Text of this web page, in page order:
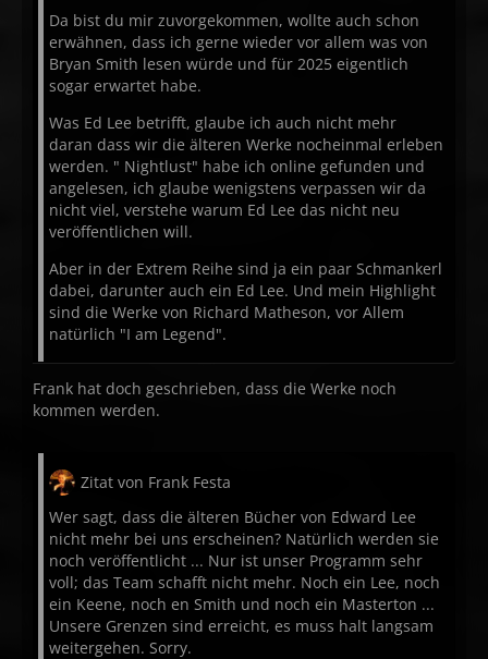
Da bist du mir zuvorgekommen, wollte auch schon
erwähnen, dass ich gerne wieder vor allem was von
Bryan Smith lesen würde und für 2025 eigentlich
sogar erwartet habe.
Was Ed Lee betrifft, glaube ich auch nicht mehr
daran dass wir die älteren Werke nocheinmal erleben
werden. " Nightlust" habe ich online gefunden und
angelesen, ich glaube wenigstens verpassen wir da
nicht viel, verstehe warum Ed Lee das nicht neu
veröffentlichen will.
Aber in der Extrem Reihe sind ja ein paar Schmankerl
dabei, darunter auch ein Ed Lee. Und mein Highlight
sind die Werke von Richard Matheson, vor Allem
natürlich "I am Legend".
Frank hat doch geschrieben, dass die Werke noch
kommen werden.
Zitat von Frank Festa
Wer sagt, dass die älteren Bücher von Edward Lee
nicht mehr bei uns erscheinen? Natürlich werden sie
noch veröffentlicht ... Nur ist unser Programm sehr
voll; das Team schafft nicht mehr. Noch ein Lee, noch
ein Keene, noch en Smith und noch ein Masterton ...
Unsere Grenzen sind erreicht, es muss halt langsam
weitergehen. Sorry.